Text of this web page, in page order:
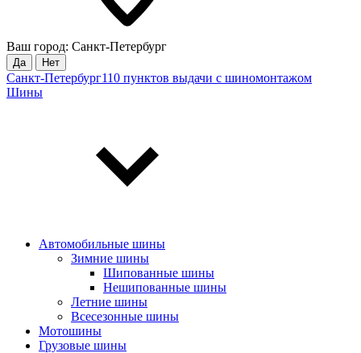
Ваш город: Санкт-Петербург
Да Нет
Санкт-Петербург110 пунктов выдачи с шиномонтажом
Шины
Автомобильные шины
Зимние шины
Шипованные шины
Нешипованные шины
Летние шины
Всесезонные шины
Мотошины
Грузовые шины